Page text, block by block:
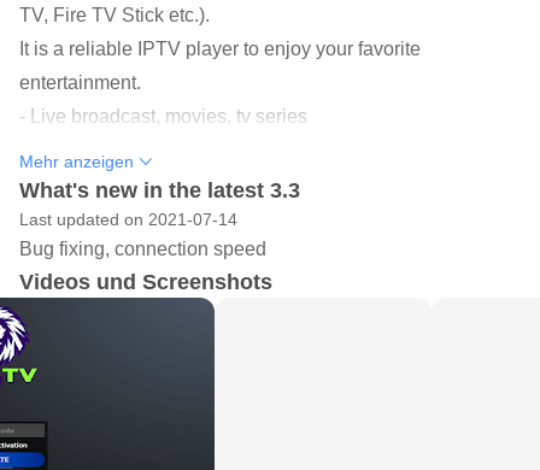
TV, Fire TV Stick etc.).
It is a reliable IPTV player to enjoy your favorite
entertainment.
- Live broadcast, movies, tv series
- Family protection system
- Internal high-spec media player
- Ability to add external media players
- Attractive and impressive design and more easy to use
- Support English and Arabic languages
- Support media subtitles.
We do not provide any type of IPTV services such as IPTV
Mehr anzeigen
What's new in the latest 3.3
Last updated on 2021-07-14
Bug fixing, connection speed
Videos und Screenshots